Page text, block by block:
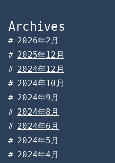
Archives
2026年2月
2025年12月
2024年12月
2024年10月
2024年9月
2024年8月
2024年6月
2024年5月
2024年4月